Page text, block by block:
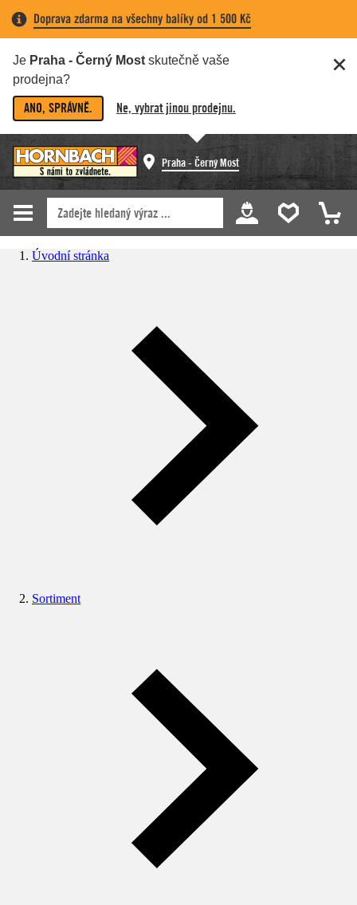
Doprava zdarma na všechny balíky od 1 500 Kč
Je Praha - Černý Most skutečně vaše
prodejna?
ANO, SPRÁVNĚ. Ne, vybrat jinou prodejnu.
Praha - Černý Most
Úvodní stránka
Sortiment